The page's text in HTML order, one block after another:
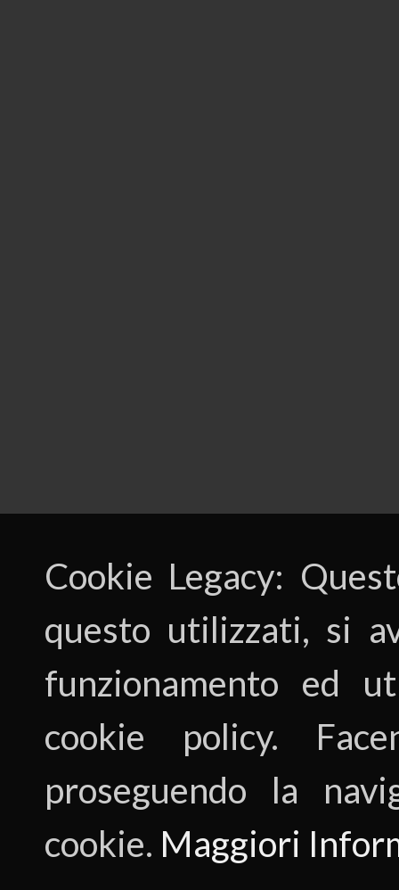
Cookie Legacy:
questo utilizzati, si
funzionamento ed
cookie policy.
proseguendo la
cookie. Maggiori